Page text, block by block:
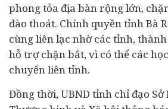
phong tỏa địa bàn rộng lớn,
đào thoát. Chính quyền tỉnh Bà
cùng liên lạc nhờ các tỉnh,
hỗ trợ chặn bắt, vì có thể các
chuyển liên tỉnh.
Đồng thời, UBND tỉnh chỉ đạo Sở